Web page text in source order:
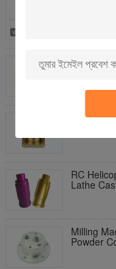
Yellow
T6 For
120mm
RC
Lathe
Milling
Powder